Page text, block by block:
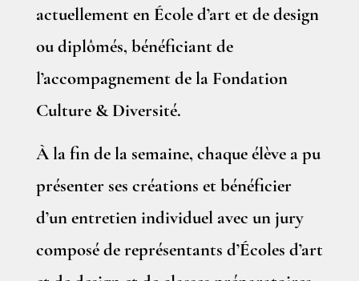
actuellement en École d’art et de design
ou diplômés, bénéficiant de
l’accompagnement de la Fondation
Culture & Diversité.
À la fin de la semaine, chaque élève a pu
présenter ses créations et bénéficier
d’un entretien individuel avec un jury
composé de représentants d’Écoles d’art